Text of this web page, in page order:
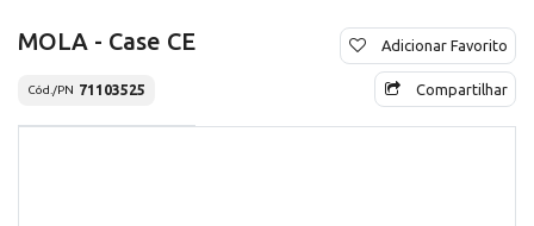
MOLA - Case CE
Cód./PN 71103525
Adicionar Favorito
Compartilhar